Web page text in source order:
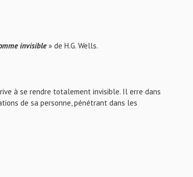
invisible » de H.G. Wells.
à se rendre totalement invisible. Il erre dans
de sa personne, pénétrant dans les